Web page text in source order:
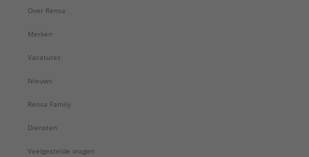
Over Rensa
Merken
Vacatures
Nieuws
Rensa Family
Diensten
Veelgestelde vragen